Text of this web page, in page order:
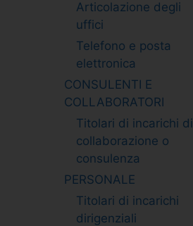
Articolazione degli
uffici
Telefono e posta
elettronica
CONSULENTI E
COLLABORATORI
Titolari di incarichi di
collaborazione o
consulenza
PERSONALE
Titolari di incarichi
dirigenziali